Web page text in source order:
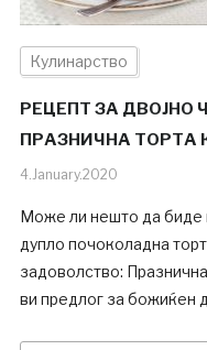
Кулинарство
РЕЦЕПТ ЗА
ПРАЗНИЧНА ТОРТА
4.January.2020
Може ли нешто да биде
дупло почоколадна
задоволство:
ви предлог за божиќен